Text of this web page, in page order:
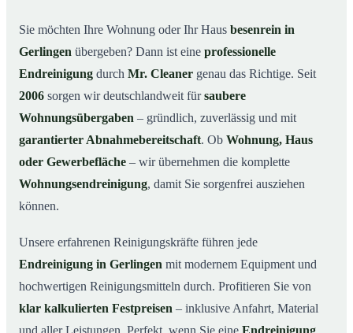
03Warum Mr. Cleaner in Gerlingen?
04So läuft die Endreinigung in Gerlingen ab
05Typische Anlässe für eine Endreinigung
07Jetzt Angebot anfordern
08So sieht eine professionelle Endreinigung in
Sie möchten Ihre Wohnung oder Ihr Haus besenrein in
Gerlingen übergeben? Dann ist eine professionelle
Endreinigung durch Mr. Cleaner genau das Richtige. Seit
2006 sorgen wir deutschlandweit fürsaubere
Wohnungsübergaben – gründlich, zuverlässig und mit
garantierter Abnahmebereitschaft. Ob Wohnung, Haus
oder Gewerbefläche – wir übernehmen die komplette
Wohnungsendreinigung, damit Sie sorgenfrei ausziehen
können.
Unsere erfahrenen Reinigungskräfte führen jede
Endreinigung in Gerlingen mit modernem Equipment und
hochwertigen Reinigungsmitteln durch. Profitieren Sie von
klar kalkulierten Festpreisen – inklusive Anfahrt, Material
und aller Leistungen. Perfekt, wenn Sie eine Endreinigung